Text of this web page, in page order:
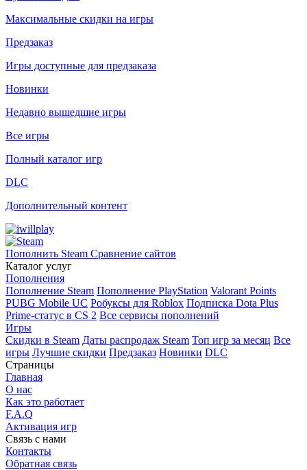
Максимальные скидки на игры
Предзаказ
Игры доступные для предзаказа
Новинки
Недавно вышедшие игры
Все игры
Полный каталог игр
DLC
Дополнительный контент
Пополнить Steam Сравнение сайтов
Каталог услуг
Пополнения
Пополнение Steam Пополнение PlayStation Valorant Points
PUBG Mobile UC Робуксы для Roblox Подписка Dota Plus
Prime-статус в CS 2 Все сервисы пополнений
Игры
Скидки в Steam Даты распродаж Steam Топ игр за месяц Все
игры Лучшие скидки Предзаказ Новинки DLC
Страницы
Главная
О нас
Как это работает
F.A.Q
Активация игр
Связь с нами
Контакты
Обратная связь